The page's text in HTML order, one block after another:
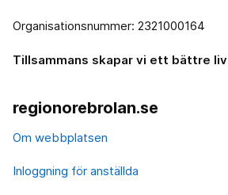
Organisationsnummer: 2321000164
Tillsammans skapar vi ett bättre liv
regionorebrolan.se
Om webbplatsen
Inloggning för anställda